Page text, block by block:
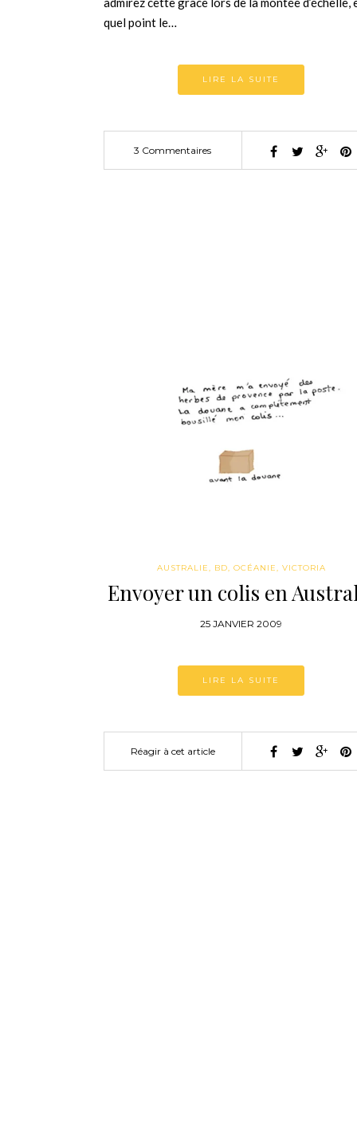
quel point le…
LIRE LA SUITE
3 Commentaires
AUSTRALIE, BD, OCÉANIE, VICTORIA
Envoyer un colis en
25 JANVIER 2009
LIRE LA SUITE
Réagir à cet article